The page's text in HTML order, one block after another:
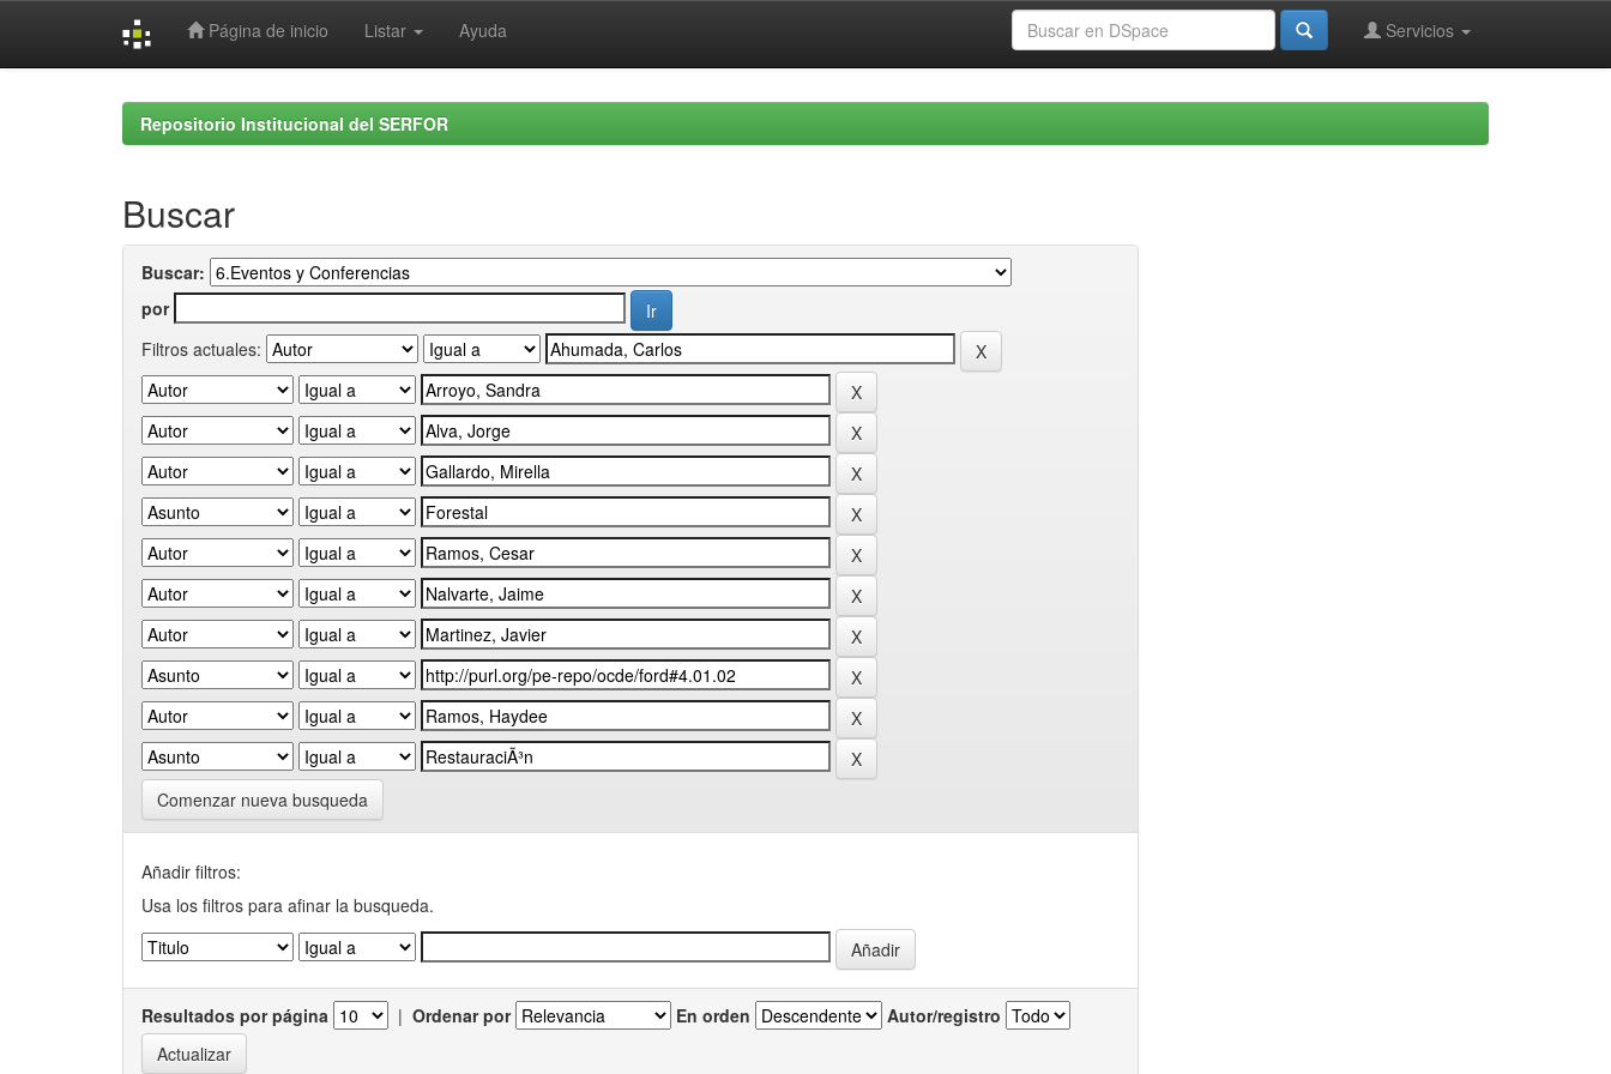
Página de inicio Listar Ayuda Servicios
Repositorio Institucional del SERFOR
Buscar
Buscar:
por
Filtros actuales:
Comenzar nueva busqueda
Añadir filtros:
Usa los filtros para afinar la busqueda.
Resultados por página | Ordenar por En orden Autor/registro